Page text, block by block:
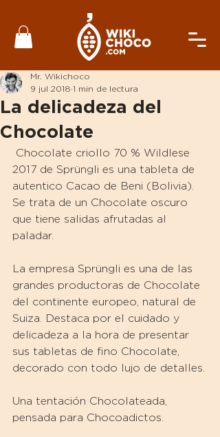
La delicadeza del
Chocolate
Mr. Wikichoco
9 jul 2018 1 min de lectura
2017 de Sprüngli es una tableta de
autentico Cacao de Beni (Bolivia).
Se trata de un Chocolate oscuro
que tiene salidas afrutadas al
paladar.
La empresa Sprüngli es una de las
grandes productoras de Chocolate
del continente europeo, natural de
Suiza. Destaca por el cuidado y
delicadeza a la hora de presentar
sus tabletas de fino Chocolate,
decorado con todo lujo de detalles.
Una tentación Chocolateada,
pensada para Chocoadictos.